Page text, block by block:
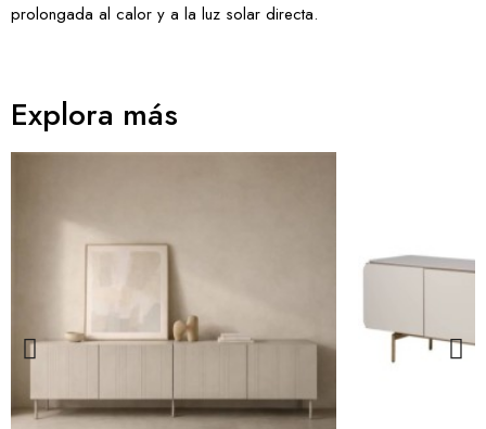
prolongada al calor y a la luz solar directa.
Explora más